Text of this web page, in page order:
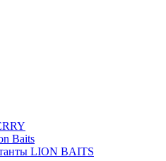
Baits
LION BAITS